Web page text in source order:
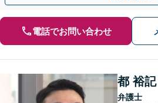
電話でお問い合わせ
都 裕記
弁護士